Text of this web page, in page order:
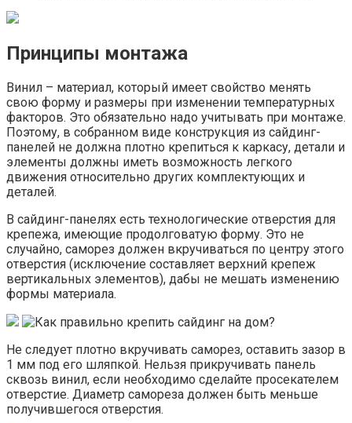
Принципы монтажа
Винил – материал, который имеет свойство менять
свою форму и размеры при изменении температурных
факторов. Это обязательно надо учитывать при монтаже.
Поэтому, в собранном виде конструкция из сайдинг-
панелей не должна плотно крепиться к каркасу, детали и
элементы должны иметь возможность легкого
движения относительно других комплектующих и
деталей.
В сайдинг-панелях есть технологические отверстия для
крепежа, имеющие продолговатую форму. Это не
случайно, саморез должен вкручиваться по центру этого
отверстия (исключение составляет верхний крепеж
вертикальных элементов), дабы не мешать изменению
формы материала.
Не следует плотно вкручивать саморез, оставить зазор в
1 мм под его шляпкой. Нельзя прикручивать панель
сквозь винил, если необходимо сделайте просекателем
отверстие. Диаметр самореза должен быть меньше
получившегося отверстия.